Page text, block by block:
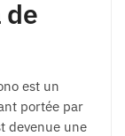
de
est un
portée par
devenue une